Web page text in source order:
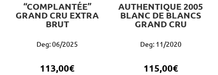
“COMPLANTÉE”
GRAND CRU EXTRA
BRUT
Deg: 06/2025
113,00€
AUTHENTIQUE 2005
BLANC DE BLANCS
GRAND CRU
Deg: 11/2020
115,00€